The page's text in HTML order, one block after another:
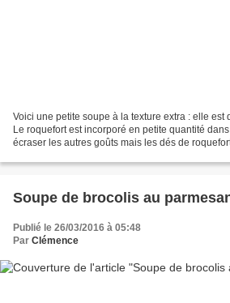
Voici une petite soupe à la texture extra : elle est
Le roquefort est incorporé en petite quantité
écraser les autres goûts mais les dés de
Soupe de brocolis au
Publié le 26/03/2016 à 05:48
Par Clémence